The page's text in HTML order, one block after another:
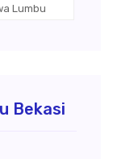
Lumbu
Bekasi